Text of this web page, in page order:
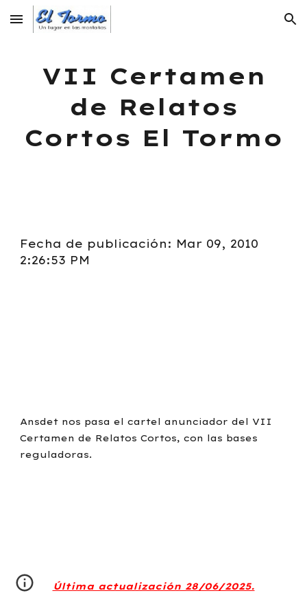
Skip to main content Skip to navigation
VII Certamen
de Relatos
Cortos El Tormo
Fecha de publicación: Mar 09, 2010
2:26:53 PM
Ansdet nos pasa el cartel anunciador del VII
Certamen de Relatos Cortos, con las bases
reguladoras.
Última actualización 28/06/2025.